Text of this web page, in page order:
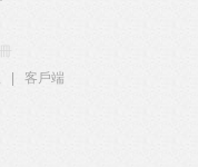
客戶端